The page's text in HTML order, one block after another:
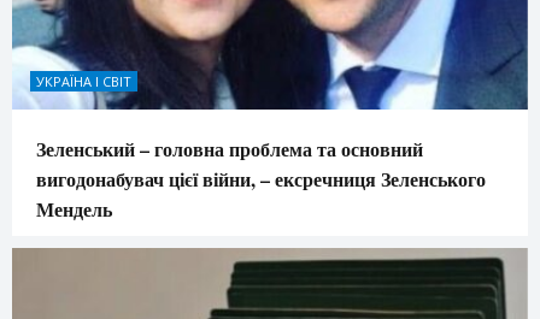
УКРАЇНА І СВІТ
Зеленський – головна проблема та основний
вигодонабувач цієї війни, – ексречниця Зеленського
Мендель